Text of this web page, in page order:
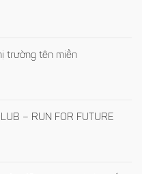
trường tên miền
– RUN FOR FUTURE